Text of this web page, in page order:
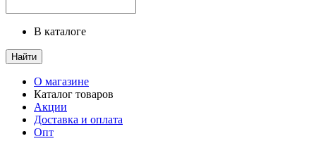
в каталоге
Найти
О магазине
Каталог товаров
Акции
Доставка и оплата
Опт